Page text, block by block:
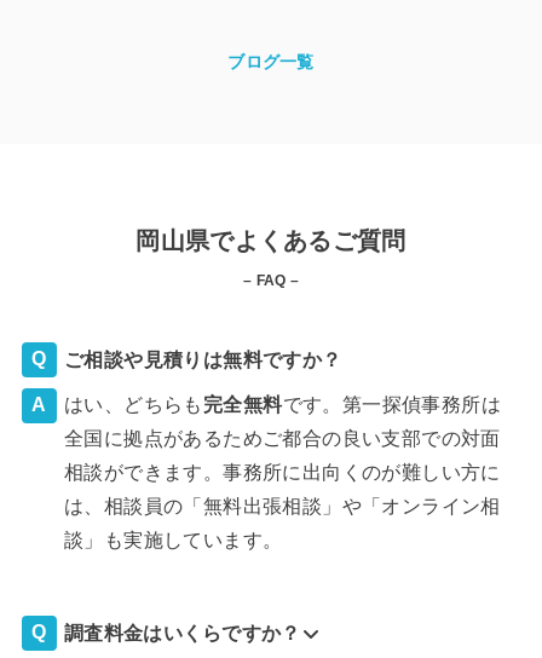
ブログ一覧
岡山県でよくあるご質問
– FAQ –
ご相談や見積りは無料ですか？
はい、どちらも 完全無料です。第一探偵事務所は
全国に拠点があるためご都合の良い支部での対面
相談ができます。事務所に出向くのが難しい方に
は、相談員の「無料出張相談」や「オンライン相
談」も実施しています。
調査料金はいくらですか？